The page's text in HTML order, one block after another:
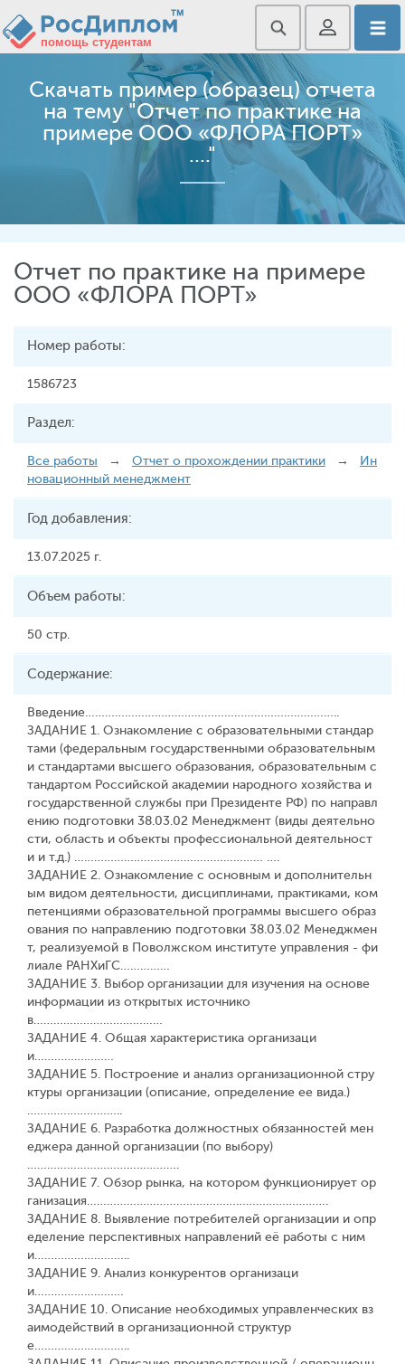
Скачать пример (образец) отчета
на тему "Отчет по практике на
примере ООО «ФЛОРА ПОРТ»
...."
Отчет по практике на примере
ООО «ФЛОРА ПОРТ»
Номер работы:
1586723
Раздел:
Все работы → Отчет о прохождении практики →
Ин
новационный менеджмент
Год добавления:
13.07.2025 г.
Объем работы:
50 стр.
Содержание:
Введение…………………………………………………………………..
ЗАДАНИЕ 1. Ознакомление с образовательными стандар
тами (федеральным государственными образовательным
и стандартами высшего образования, образовательным с
тандартом Российской академии народного хозяйства и
государственной службы при Президенте РФ) по направл
ению подготовки 38.03.02 Менеджмент (виды деятельно
сти, область и объекты профессиональной деятельност
и и т.д.) ………………………………………………… ….
ЗАДАНИЕ 2. Ознакомление с основным и дополнительн
ым видом деятельности, дисциплинами, практиками, ком
петенциями образовательной программы высшего образ
ования по направлению подготовки 38.03.02 Менеджмен
т, реализуемой в Поволжском институте управления - фи
лиале РАНХиГС……………
ЗАДАНИЕ 3. Выбор организации для изучения на основе
информации из открытых источнико
в…………………………………
ЗАДАНИЕ 4. Общая характеристика организаци
и……………………
ЗАДАНИЕ 5. Построение и анализ организационной стру
ктуры организации (описание, определение ее вида.)
………………………..
ЗАДАНИЕ 6. Разработка должностных обязанностей мен
еджера данной организации (по выбору)
……………………………………….
ЗАДАНИЕ 7. Обзор рынка, на котором функционирует ор
ганизация……………………………………………………………….
ЗАДАНИЕ 8. Выявление потребителей организации и опр
еделение перспективных направлений её работы с ним
и………………………..
ЗАДАНИЕ 9. Анализ конкурентов организаци
и………………………
ЗАДАНИЕ 10. Описание необходимых управленческих вз
аимодействий в организационной структур
е………………………..